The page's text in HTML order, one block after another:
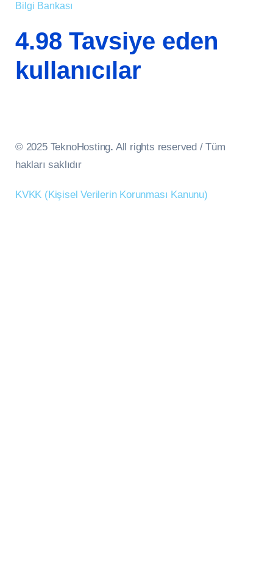
Bilgi Bankası
4.98 Tavsiye eden
kullanıcılar
© 2025 TeknoHosting. All rights reserved / Tüm
hakları saklıdır
KVKK (Kişisel Verilerin Korunması Kanunu)